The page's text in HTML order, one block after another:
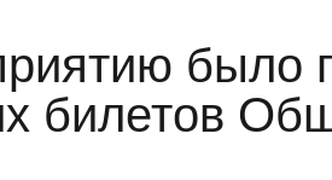
было
билетов